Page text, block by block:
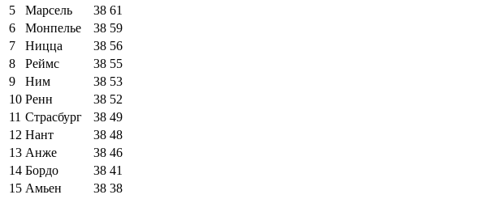
5
Марсель 38 61
6
Монпелье 38 59
7
Ницца 38 56
8
Реймс 38 55
9
Ним 38 53
10 Ренн 38 52
11 Страсбург 38 49
12 Нант 38 48
13 Анже 38 46
14 Бордо 38 41
15 Амьен 38 38